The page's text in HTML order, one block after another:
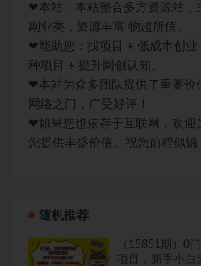
❤本站：本站整合多方资源站，
副业类，资源丰富 物超所值。
❤能助您：找项目 + 低成本创业
种项目 + 提升网创认知。
❤本站为众多团队提供了重要价
网络之门，广受好评！
❤如果您也依存于互联网，欢迎
您提供丰盛价值。祝您前程似锦
随机推荐
（15851期）0
项目，新手小白